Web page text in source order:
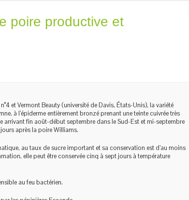
poire productive et
et Vermont Beauty (université de Davis, États-Unis), la variété
à l’épiderme entièrement bronzé prenant une teinte cuivrée très
arrivant fin août-début septembre dans le Sud-Est et mi-septembre
après la poire Williams.
au taux de sucre important et sa conservation est d’au moins
elle peut être conservée cinq à sept jours à température
au feu bactérien.